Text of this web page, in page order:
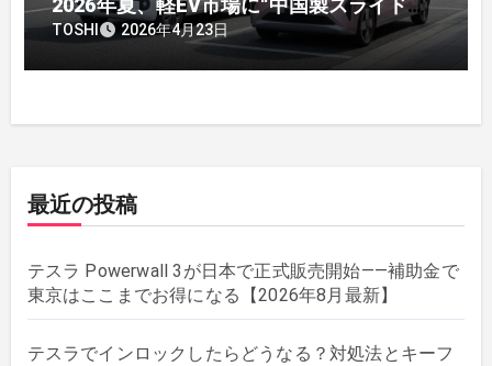
2026年夏、軽EV市場に“中国製スライドド
ア”が参入する本当の意味
TOSHI 2026年4月23日
最近の投稿
テスラ Powerwall 3が日本で正式販売開始——補助金で
東京はここまでお得になる【2026年8月最新】
テスラでインロックしたらどうなる？対処法とキーフ